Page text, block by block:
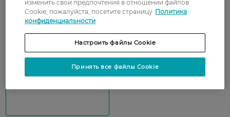
Показати ще
изменить свои предпочтения в отношении файлов
Cookie, пожалуйста, посетите страницу Политика
конфиденциальности
Настроить файлы Cookie
Принять все файлы Cookie